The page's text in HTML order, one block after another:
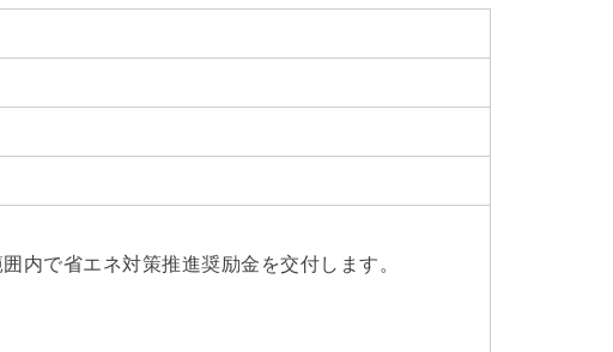
内で省エネ対策推進奨励金を交付します。